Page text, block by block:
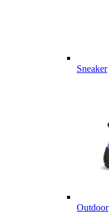
Sneaker
Outdoor